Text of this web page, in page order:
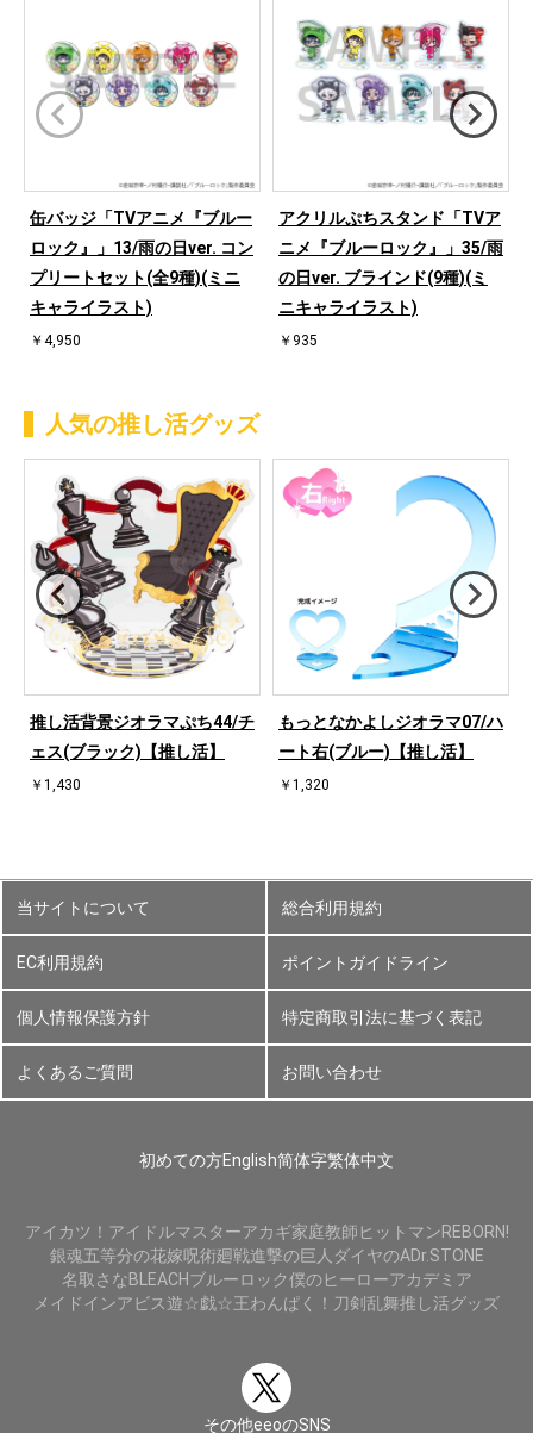
缶バッジ「TVアニメ『ブルー
ロック』」13/雨の日ver. コン
プリートセット(全9種)(ミニ
キャライラスト)
￥4,950
アクリルぷちスタンド「TVア
ニメ『ブルーロック』」35/雨
の日ver. ブラインド(9種)(ミ
ニキャライラスト)
￥935
人気の推し活グッズ
推し活背景ジオラマぷち44/チ
ェス(ブラック)【推し活】
￥1,430
もっとなかよしジオラマ07/ハ
ート右(ブルー)【推し活】
￥1,320
当サイトについて 総合利用規約
EC利用規約 ポイントガイドライン
個人情報保護方針 特定商取引法に基づく表記
よくあるご質問 お問い合わせ
初めての方English简体字繁体中文
アイカツ！ アイドルマスターアカギ家庭教師ヒットマンREBORN!
銀魂五等分の花嫁呪術廻戦進撃の巨人 ダイヤのADr.STONE
名取さなBLEACHブルーロック僕のヒーローアカデミア
メイドインアビス遊☆戯☆王わんぱく！刀剣乱舞推し活グッズ
その他eeoのSNS